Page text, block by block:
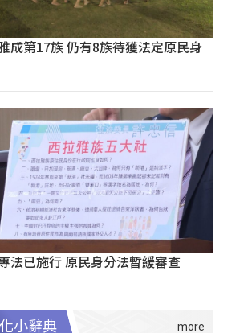
成第17族 仍有8族待獲法定原民身
法已施行 原民身分法暫緩審查
小辭典